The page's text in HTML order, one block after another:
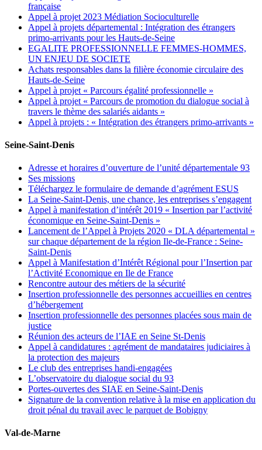
française
Appel à projet 2023 Médiation Socioculturelle
Appel à projets départemental : Intégration des étrangers
primo-arrivants pour les Hauts-de-Seine
EGALITE PROFESSIONNELLE FEMMES-HOMMES,
UN ENJEU DE SOCIETE
Achats responsables dans la filière économie circulaire des
Hauts-de-Seine
Appel à projet « Parcours égalité professionnelle »
Appel à projet « Parcours de promotion du dialogue social à
travers le thème des salariés aidants »
Appel à projets : « Intégration des étrangers primo-arrivants »
Seine-Saint-Denis
Adresse et horaires d’ouverture de l’unité départementale 93
Ses missions
Téléchargez le formulaire de demande d’agrément ESUS
La Seine-Saint-Denis, une chance, les entreprises s’engagent
Appel à manifestation d’intérêt 2019 « Insertion par l’activité
économique en Seine-Saint-Denis »
Lancement de l’Appel à Projets 2020 « DLA départemental »
sur chaque département de la région Ile-de-France : Seine-
Saint-Denis
Appel à Manifestation d’Intérêt Régional pour l’Insertion par
l’Activité Economique en Ile de France
Rencontre autour des métiers de la sécurité
Insertion professionnelle des personnes accueillies en centres
d’hébergement
Insertion professionnelle des personnes placées sous main de
justice
Réunion des acteurs de l’IAE en Seine St-Denis
Appel à candidatures : agrément de mandataires judiciaires à
la protection des majeurs
Le club des entreprises handi-engagées
L’observatoire du dialogue social du 93
Portes-ouvertes des SIAE en Seine-Saint-Denis
Signature de la convention relative à la mise en application du
droit pénal du travail avec le parquet de Bobigny
Val-de-Marne